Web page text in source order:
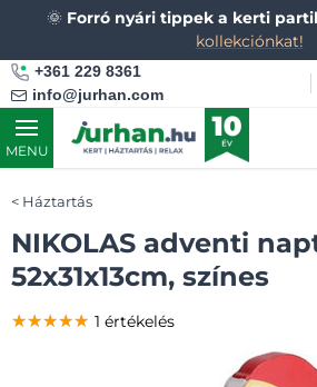
🌞 Forró nyári tippek a kerti
kollekciónkat!
+361 229 8361
info@jurhan.com
MENU
Háztartás
NIKOLAS adventi
52x31x13cm, színes
★★★★★
★★★★★
★★★★★ 1 értékelés